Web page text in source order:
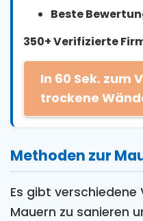
Beste
350+ Verifizierte
In 60 Sek. zum
trockene
Methoden zur
Es gibt
Mauern zu sanieren